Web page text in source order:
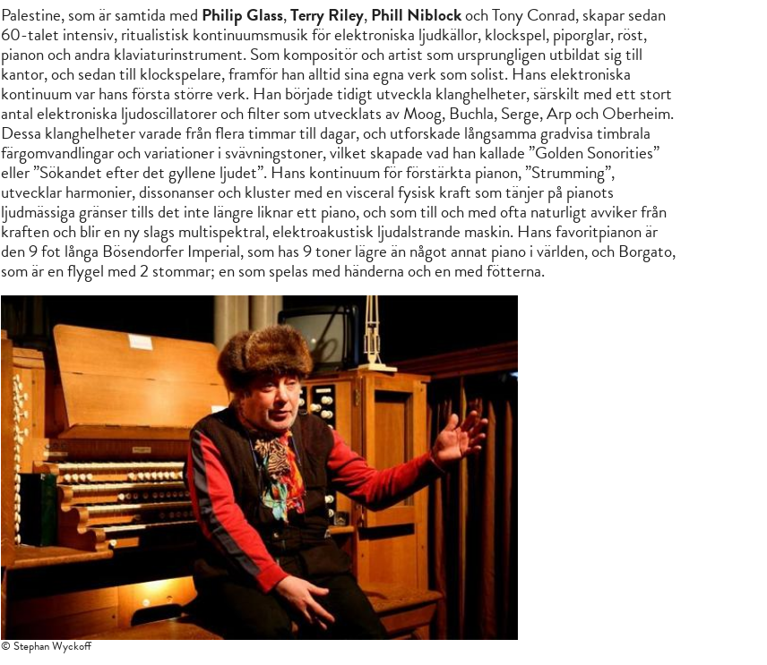
Palestine, som är samtida med Philip Glass,Terry Riley,Phill Niblockoch Tony Conrad, skapar sedan
60-talet intensiv, ritualistisk kontinuumsmusik för elektroniska ljudkällor, klockspel, piporglar, röst,
pianon och andra klaviaturinstrument. Som kompositör och artist som ursprungligen utbildat sig till
kantor, och sedan till klockspelare, framför han alltid sina egna verk som solist. Hans elektroniska
kontinuum var hans första större verk. Han började tidigt utveckla klanghelheter, särskilt med ett stort
antal elektroniska ljudoscillatorer och filter som utvecklats av Moog, Buchla, Serge, Arp och Oberheim.
Dessa klanghelheter varade från flera timmar till dagar, och utforskade långsamma gradvisa timbrala
färgomvandlingar och variationer i svävningstoner, vilket skapade vad han kallade ”Golden Sonorities”
eller ”Sökandet efter det gyllene ljudet”. Hans kontinuum för förstärkta pianon, ”Strumming”,
utvecklar harmonier, dissonanser och kluster med en visceral fysisk kraft som tänjer på pianots
ljudmässiga gränser tills det inte längre liknar ett piano, och som till och med ofta naturligt avviker från
kraften och blir en ny slags multispektral, elektroakustisk ljudalstrande maskin. Hans favoritpianon är
den 9 fot långa Bösendorfer Imperial, som has 9 toner lägre än något annat piano i världen, och Borgato,
som är en flygel med 2 stommar; en som spelas med händerna och en med fötterna.
© Stephan Wyckoff